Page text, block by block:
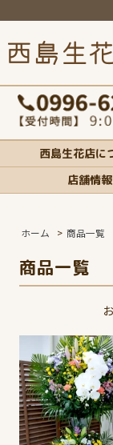
西島生花店に
店舗情報
ホーム > 商品一覧
商品一覧